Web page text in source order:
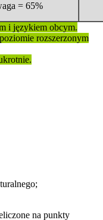
= 65%
i językiem obcym.
rozszerzonym
na punkty